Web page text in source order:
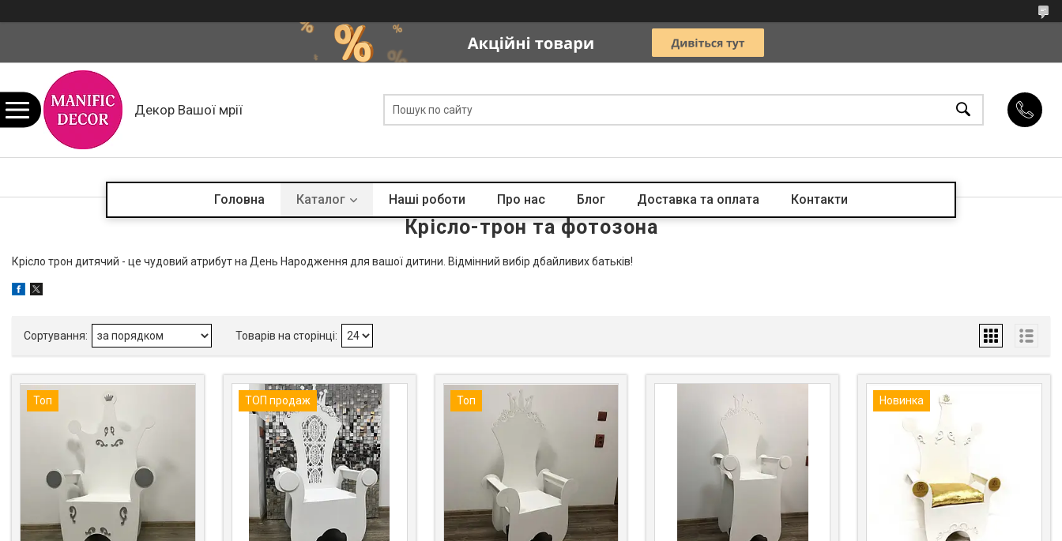
Декор Вашої мрії
Головна Каталог Наші роботи Про нас Блог Доставка та оплата Контакти
Крісло-трон та фотозона
Крісло трон дитячий - це чудовий атрибут на День Народження для вашої дитини. Відмінний вибір дбайливих батьків!
Топ ТОП продаж Топ Новинка